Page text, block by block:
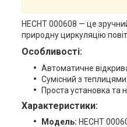
HECHT 000608 — це
природну циркуляцію
Особливості:
Автоматичне
Сумісний з теплицями
Проста установка та
Характеристики:
Модель: HECHT